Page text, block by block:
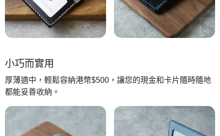
小巧而實用
厚薄適中，輕鬆容納港幣$500，讓您的現金和卡片隨時隨地
都能妥善收納。